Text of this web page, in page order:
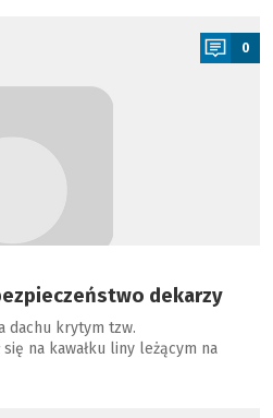
0
dekarzy
dachu krytym tzw.
na kawałku liny leżącym na